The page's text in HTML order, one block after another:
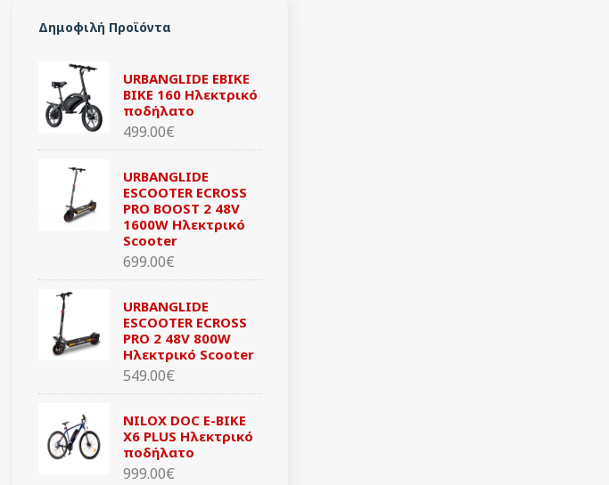
Δημοφιλή Προϊόντα
URBANGLIDE EBIKE
BIKE 160 Ηλεκτρικό
ποδήλατο
499.00€
URBANGLIDE
ESCOOTER ECROSS
PRO BOOST 2 48V
1600W Ηλεκτρικό
Scooter
699.00€
URBANGLIDE
ESCOOTER ECROSS
PRO 2 48V 800W
Ηλεκτρικό Scooter
549.00€
NILOX DOC E-BIKE
X6 PLUS Ηλεκτρικό
ποδήλατο
999.00€